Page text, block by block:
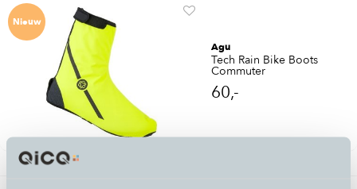
Nieuw
Agu
Tech Rain Bike Boots
Commuter
60,-